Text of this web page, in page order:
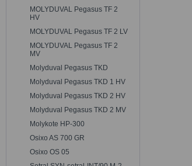
MOLYDUVAL Pegasus TF 2
HV
MOLYDUVAL Pegasus TF 2 LV
MOLYDUVAL Pegasus TF 2
MV
Molyduval Pegasus TKD
Molyduval Pegasus TKD 1 HV
Molyduval Pegasus TKD 2 HV
Molyduval Pegasus TKD 2 MV
Molykote HP-300
Osixo AS 700 GR
Osixo OS 05